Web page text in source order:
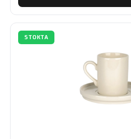
STOKTA